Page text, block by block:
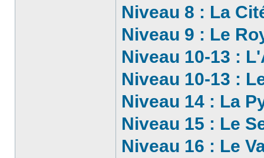
Niveau 8 : La
Niveau 9 : Le
Niveau 10-13 :
Niveau 10-13 :
Niveau 14 : La
Niveau 15 : Le
Niveau 16 : Le